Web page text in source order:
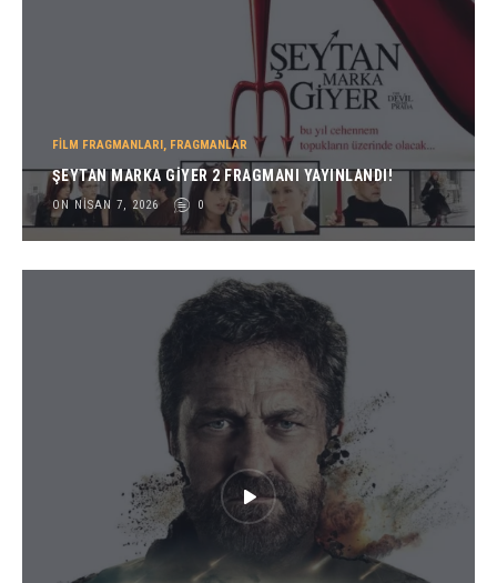
FILM FRAGMANLARI , FRAGMANLAR
ŞEYTAN MARKA GIYER 2 FRAGMANI YAYINLANDI!
ON NISAN 7, 2026 0